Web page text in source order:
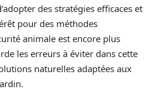
des stratégies efficaces et
pour des méthodes
animale est encore plus
les erreurs à éviter dans cette
naturelles adaptées aux